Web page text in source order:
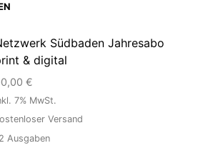
Südbaden Jahresabo
& digital
€
7% MwSt.
Versand
Ausgaben